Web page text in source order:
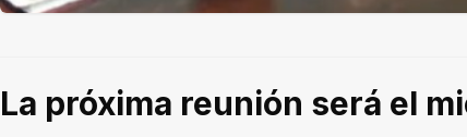
La próxima reunión será el